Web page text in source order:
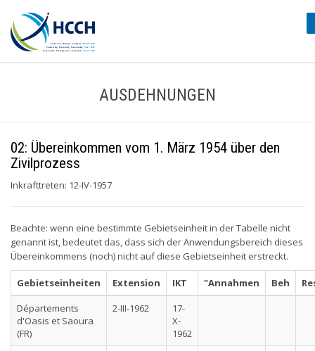
AUSDEHNUNGEN
02: Übereinkommen vom 1. März 1954 über den
Zivilprozess
Inkrafttreten: 12-IV-1957
Beachte: wenn eine bestimmte Gebietseinheit in der Tabelle nicht
genannt ist, bedeutet das, dass sich der Anwendungsbereich dieses
Übereinkommens (noch) nicht auf diese Gebietseinheit erstreckt.
Gebietseinheiten Extension IKT "Annahmen Beh
Départements
d'Oasis et Saoura
(FR)
2-III-1962
17-
X-
1962